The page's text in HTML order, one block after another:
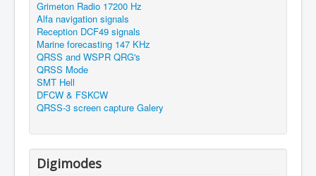
Grimeton Radio 17200 Hz
Alfa navigation signals
Reception DCF49 signals
Marine forecasting 147 KHz
QRSS and WSPR QRG's
QRSS Mode
SMT Hell
DFCW & FSKCW
QRSS-3 screen capture Galery
Digimodes